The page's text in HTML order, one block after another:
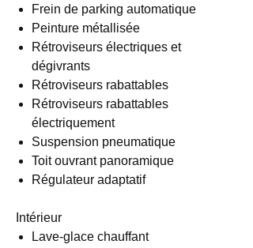
Frein de parking automatique
Peinture métallisée
Rétroviseurs électriques et
dégivrants
Rétroviseurs rabattables
Rétroviseurs rabattables
électriquement
Suspension pneumatique
Toit ouvrant panoramique
Régulateur adaptatif
Intérieur
Lave-glace chauffant